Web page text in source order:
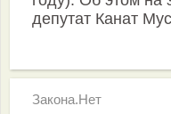
депутат Канат
Закона.Нет